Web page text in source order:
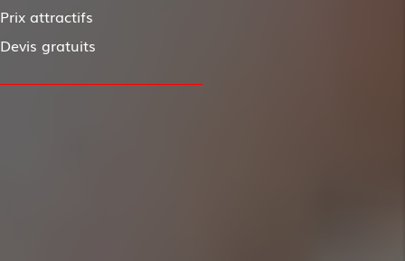
Prix attractifs
Devis gratuits